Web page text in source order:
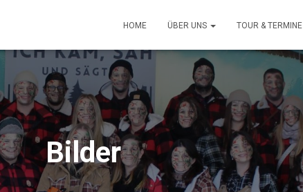
HOME ÜBER UNS TOUR & TERMINE
Bilder